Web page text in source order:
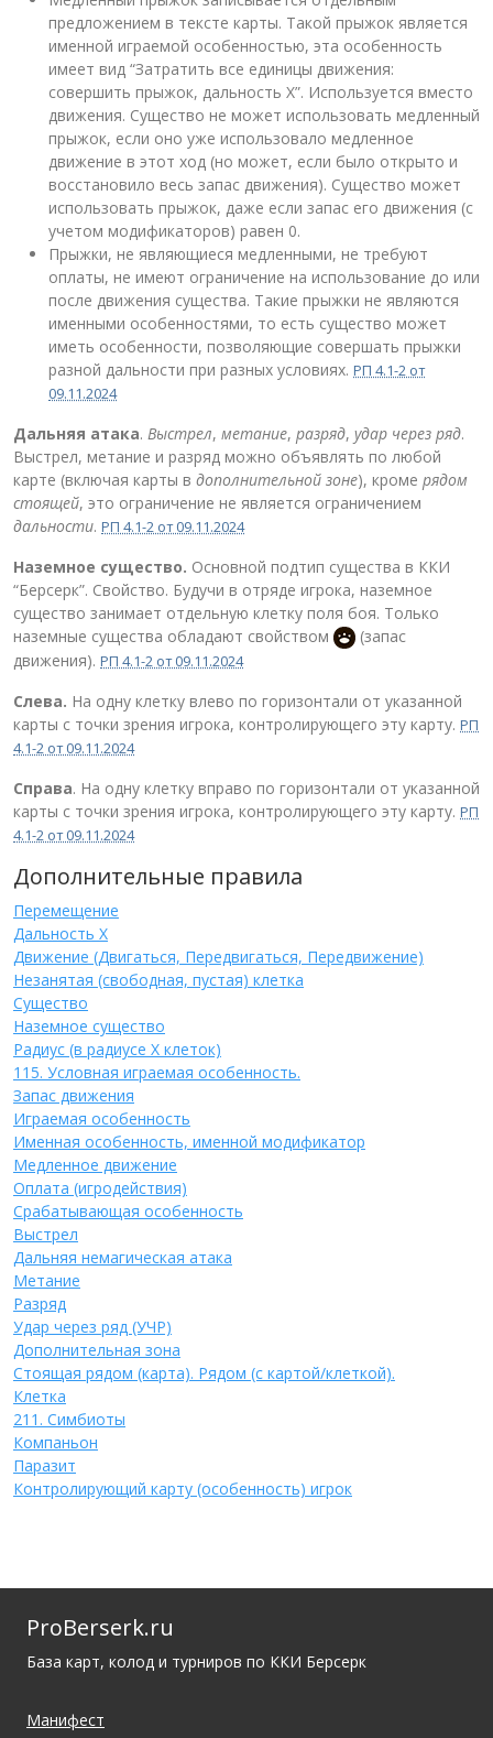
предложением в тексте карты. Такой прыжок является
именной играемой особенностью, эта особенность
имеет вид “Затратить все единицы движения:
совершить прыжок, дальность Х”. Используется вместо
движения. Существо не может использовать медленный
прыжок, если оно уже использовало медленное
движение в этот ход (но может, если было открыто и
восстановило весь запас движения). Существо может
использовать прыжок, даже если запас его движения (с
учетом модификаторов) равен 0.
Прыжки, не являющиеся медленными, не требуют
оплаты, не имеют ограничение на использование до или
после движения существа. Такие прыжки не являются
именными особенностями, то есть существо может
иметь особенности, позволяющие совершать прыжки
разной дальности при разных условиях. РП 4.1-2 от
09.11.2024
Дальняя атака. Выстрел, метание, разряд, удар через ряд.
Выстрел, метание и разряд можно объявлять по любой
карте (включая карты в дополнительной зоне), кроме рядом
стоящей, это ограничение не является ограничением
дальности. РП 4.1-2 от 09.11.2024
Наземное существо. Основной подтип существа в ККИ
“Берсерк”. Свойство. Будучи в отряде игрока, наземное
существо занимает отдельную клетку поля боя. Только
наземные существа обладают свойством
(запас
движения). РП 4.1-2 от 09.11.2024
Слева. На одну клетку влево по горизонтали от указанной
карты с точки зрения игрока, контролирующего эту карту. РП
4.1-2 от 09.11.2024
Справа. На одну клетку вправо по горизонтали от указанной
карты с точки зрения игрока, контролирующего эту карту. РП
4.1-2 от 09.11.2024
Дополнительные правила
Перемещение
Дальность Х
Движение (Двигаться, Передвигаться, Передвижение)
Незанятая (свободная, пустая) клетка
Существо
Наземное существо
Радиус (в радиусе Х клеток)
115. Условная играемая особенность.
Запас движения
Играемая особенность
Именная особенность, именной модификатор
Медленное движение
Оплата (игродействия)
Срабатывающая особенность
Выстрел
Дальняя немагическая атака
Метание
Разряд
Удар через ряд (УЧР)
Дополнительная зона
Стоящая рядом (карта). Рядом (с картой/клеткой).
Клетка
211. Симбиоты
Компаньон
Паразит
Контролирующий карту (особенность) игрок
ProBerserk.ru
База карт, колод и турниров по ККИ Берсерк
Манифест